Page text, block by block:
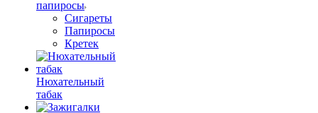
папиросы
Сигареты
Папиросы
Кретек
Нюхательный
табак